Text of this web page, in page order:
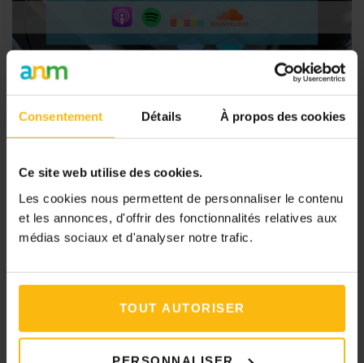
Consentement Détails À propos des cookies
Ce site web utilise des cookies.
Les cookies nous permettent de personnaliser le contenu
et les annonces, d'offrir des fonctionnalités relatives aux
médias sociaux et d'analyser notre trafic.
TOUT AUTORISER
Initiative soutenue par